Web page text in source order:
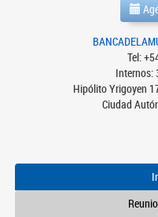
Tel:
Internos:
Hipólito Yrigoyen
Ciudad